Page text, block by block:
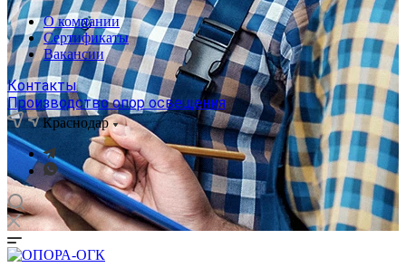
О компании
Сертификаты
Вакансии
Контакты
Производство опор освещения
Краснодар